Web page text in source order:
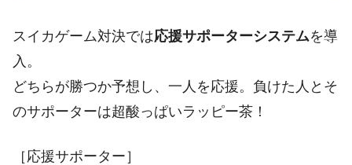
スイカゲーム対決では応援サポーターシステムを導
入。
どちらが勝つか予想し、一人を応援。負けた人とそ
のサポーターは超酸っぱいラッピー茶！
［応援サポーター］